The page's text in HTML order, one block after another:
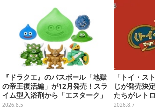
『ドラクエ』のバスボール「地獄
の帝王復活編」が12月発売！スラ
イム型入浴剤から「エスターク」
「デスピサロ」ら6体が飛び出す
2026.8.5
「トイ・ス
じが発売決
たちがレト
コード上を
2026.8.7